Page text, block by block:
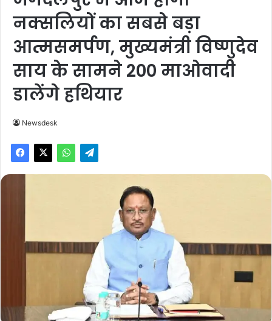
नक्सलियों का सबसे बड़ा
आत्मसमर्पण, मुख्यमंत्री विष्णुदेव
साय के सामने 200 माओवादी
डालेंगे हथियार
Newsdesk